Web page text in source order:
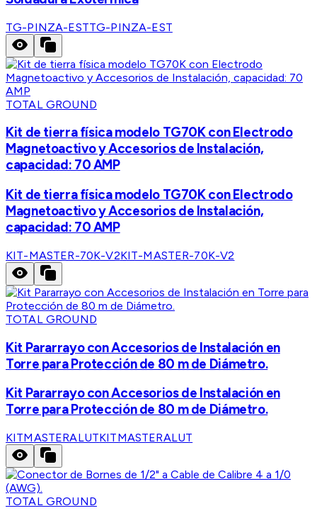
TG-PINZA-ESTTG-PINZA-EST
TOTAL GROUND
Kit de tierra física modelo TG70K con Electrodo
Magnetoactivo y Accesorios de Instalación,
capacidad: 70 AMP
Kit de tierra física modelo TG70K con Electrodo
Magnetoactivo y Accesorios de Instalación,
capacidad: 70 AMP
KIT-MASTER-70K-V2KIT-MASTER-70K-V2
TOTAL GROUND
Kit Pararrayo con Accesorios de Instalación en
Torre para Protección de 80 m de Diámetro.
Kit Pararrayo con Accesorios de Instalación en
Torre para Protección de 80 m de Diámetro.
KITMASTERALUTKITMASTERALUT
TOTAL GROUND